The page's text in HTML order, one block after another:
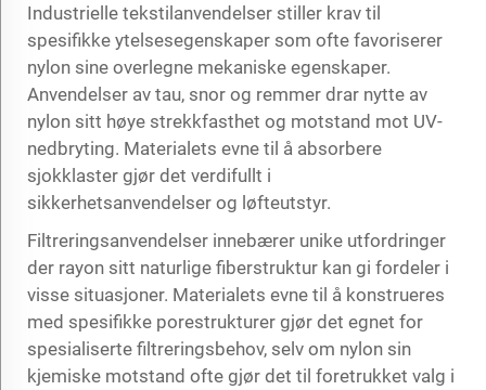
Industrielle tekstilanvendelser stiller krav til
spesifikke ytelsesegenskaper som ofte favoriserer
nylon sine overlegne mekaniske egenskaper.
Anvendelser av tau, snor og remmer drar nytte av
nylon sitt høye strekkfasthet og motstand mot UV-
nedbryting. Materialets evne til å absorbere
sjokklaster gjør det verdifullt i
sikkerhetsanvendelser og løfteutstyr.
Filtreringsanvendelser innebærer unike utfordringer
der rayon sitt naturlige fiberstruktur kan gi fordeler i
visse situasjoner. Materialets evne til å konstrueres
med spesifikke porestrukturer gjør det egnet for
spesialiserte filtreringsbehov, selv om nylon sin
kjemiske motstand ofte gjør det til foretrukket valg i